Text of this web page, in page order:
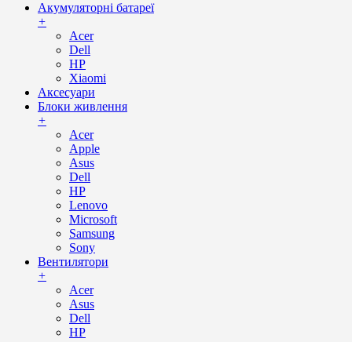
Акумуляторні батареї
+
Acer
Dell
HP
Xiaomi
Аксесуари
Блоки живлення
+
Acer
Apple
Asus
Dell
HP
Lenovo
Microsoft
Samsung
Sony
Вентилятори
+
Acer
Asus
Dell
HP